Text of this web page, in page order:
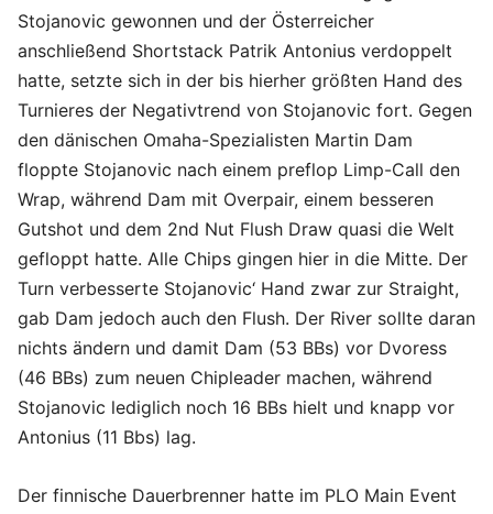
Stojanovic gewonnen und der Österreicher
anschließend Shortstack Patrik Antonius verdoppelt
hatte, setzte sich in der bis hierher größten Hand des
Turnieres der Negativtrend von Stojanovic fort. Gegen
den dänischen Omaha-Spezialisten Martin Dam
floppte Stojanovic nach einem preflop Limp-Call den
Wrap, während Dam mit Overpair, einem besseren
Gutshot und dem 2nd Nut Flush Draw quasi die Welt
gefloppt hatte. Alle Chips gingen hier in die Mitte. Der
Turn verbesserte Stojanovic‘ Hand zwar zur Straight,
gab Dam jedoch auch den Flush. Der River sollte daran
nichts ändern und damit Dam (53 BBs) vor Dvoress
(46 BBs) zum neuen Chipleader machen, während
Stojanovic lediglich noch 16 BBs hielt und knapp vor
Antonius (11 Bbs) lag.
Der finnische Dauerbrenner hatte im PLO Main Event